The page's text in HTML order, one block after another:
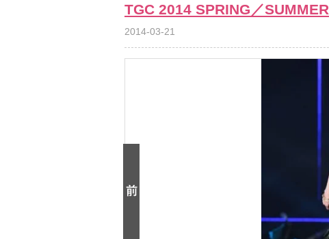
TGC 2014 SPRING／SUMMER
2014-03-21